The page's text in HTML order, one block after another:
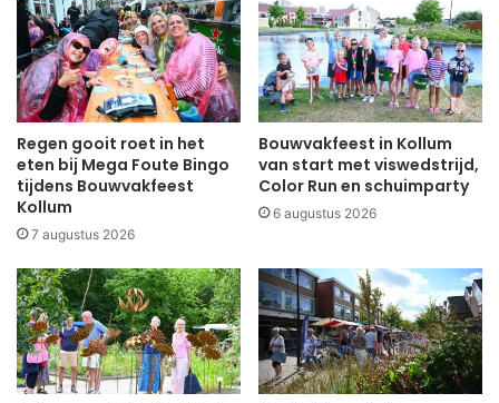
Regen gooit roet in het
eten bij Mega Foute Bingo
tijdens Bouwvakfeest
Kollum
7 augustus 2026
Bouwvakfeest in Kollum
van start met viswedstrijd,
Color Run en schuimparty
6 augustus 2026